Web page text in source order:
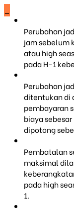
_
Perubahan
jam sebelum
atau high
pada H-1
Perubahan
ditentukan di
pembayaran
biaya
dipotong
Pembatalan
maksimal
pada high
1.